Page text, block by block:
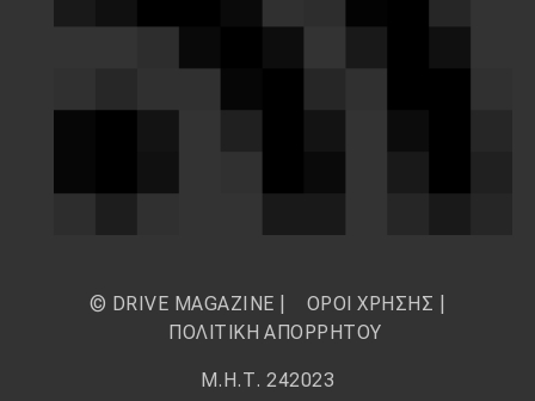
© DRIVE MAGAZINE | ΟΡΟΙ ΧΡΗΣΗΣ
ΠΟΛΙΤΙΚΗ ΑΠΟΡΡΗΤΟΥ
Μ.Η.Τ. 242023